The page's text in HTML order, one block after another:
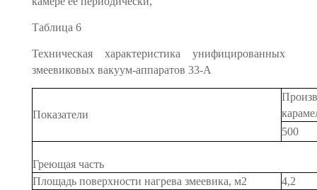
Таблица 6
Техническая характеристика унифицированных
змеевиковых вакуум-аппаратов 33-А
Показатели
500
Греющая часть
Площадь поверхности нагрева змеевика, м2
4,2